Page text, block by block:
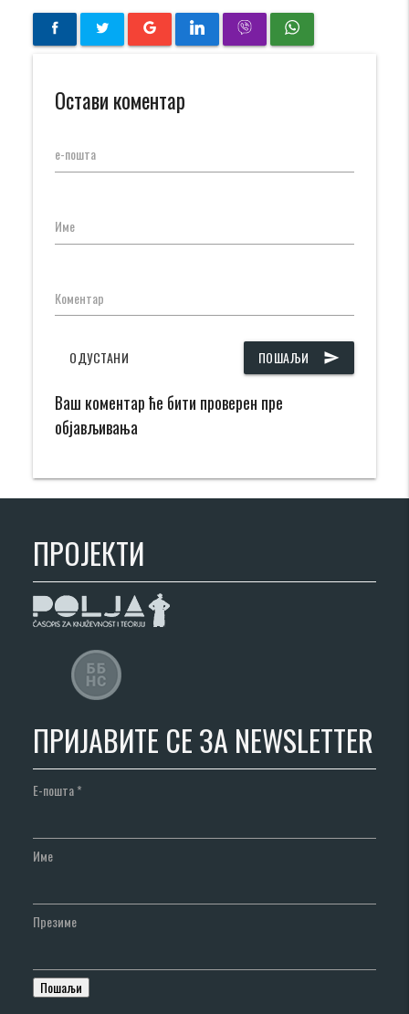
Остави коментар
е-пошта
Име
Коментар
ПОШАЉИ send
ОДУСТАНИ
Ваш коментар ће бити проверен пре
објављивања
ПРОЈЕКТИ
ПРИЈАВИТЕ СЕ ЗА NEWSLETTER
Е-пошта*
Име
Презиме